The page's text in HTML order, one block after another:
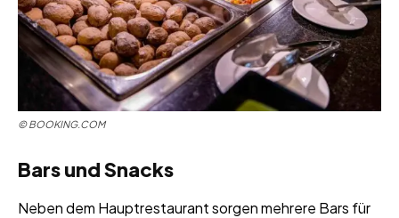
© BOOKING.COM
Bars und Snacks
Neben dem Hauptrestaurant sorgen mehrere Bars für